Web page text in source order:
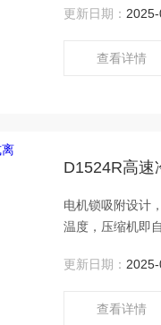
更新日期：
查看详情
D1524R高速
电机锁吸附设计
温度，压缩机即
更新日期：
查看详情